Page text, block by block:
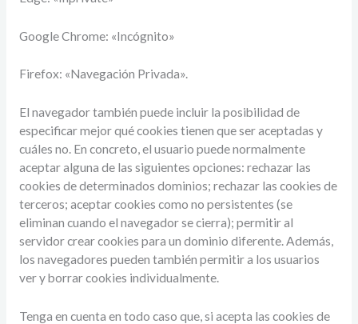
Google Chrome: «Incógnito»
Firefox: «Navegación Privada».
El navegador también puede incluir la posibilidad de
especificar mejor qué cookies tienen que ser aceptadas y
cuáles no. En concreto, el usuario puede normalmente
aceptar alguna de las siguientes opciones: rechazar las
cookies de determinados dominios; rechazar las cookies de
terceros; aceptar cookies como no persistentes (se
eliminan cuando el navegador se cierra); permitir al
servidor crear cookies para un dominio diferente. Además,
los navegadores pueden también permitir a los usuarios
ver y borrar cookies individualmente.
Tenga en cuenta en todo caso que, si acepta las cookies de